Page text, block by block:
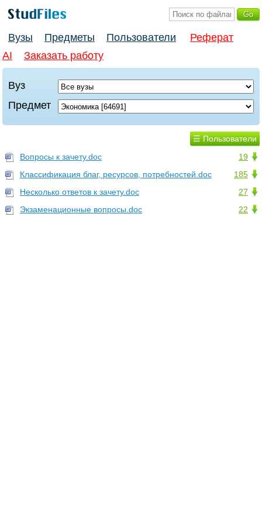
Вузы Предметы Пользователи
Реферат
AI
Заказать работу
Вуз
Предмет
☰ Пользователи
19
Вопросы к зачету.doc
185
Классификация благ, ресурсов, потребностей.doc
27
Несколько ответов к зачету.doc
22
Экзаменационные вопросы.doc